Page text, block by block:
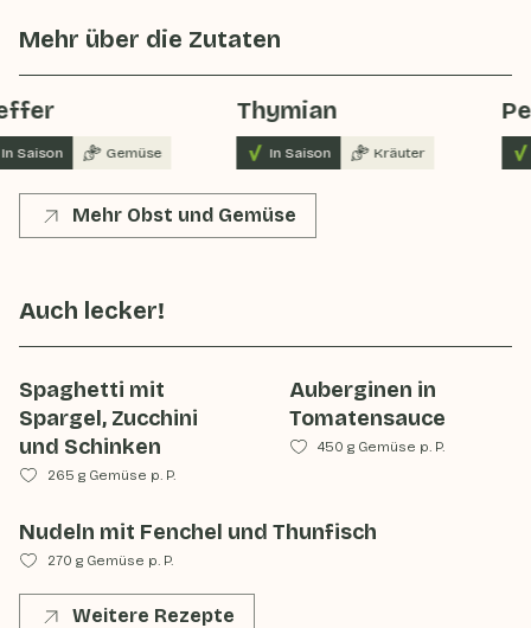
Mehr über die Zutaten
Saison Gemüse
Thymian
In Saison Kräuter
Mehr Obst und Gemüse
Auch lecker!
Spaghetti mit
Spargel, Zucchini
und Schinken
265 g Gemüse p. P.
Auberginen in
Tomatensauce
450 g Gemüse p. P.
Nudeln mit Fenchel und Thunfisch
270 g Gemüse p. P.
Weitere Rezepte